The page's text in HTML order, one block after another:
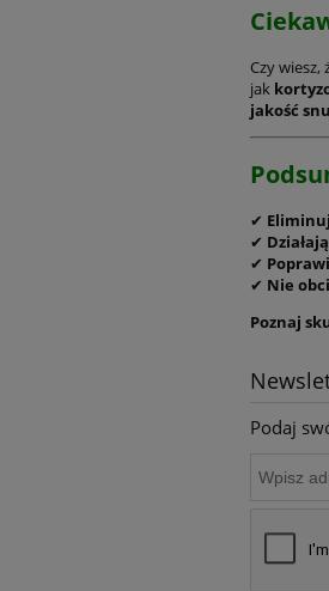
Czy wiesz,
jak
jakość snu
✔
✔
✔
✔ Nie
Poznaj
Podaj